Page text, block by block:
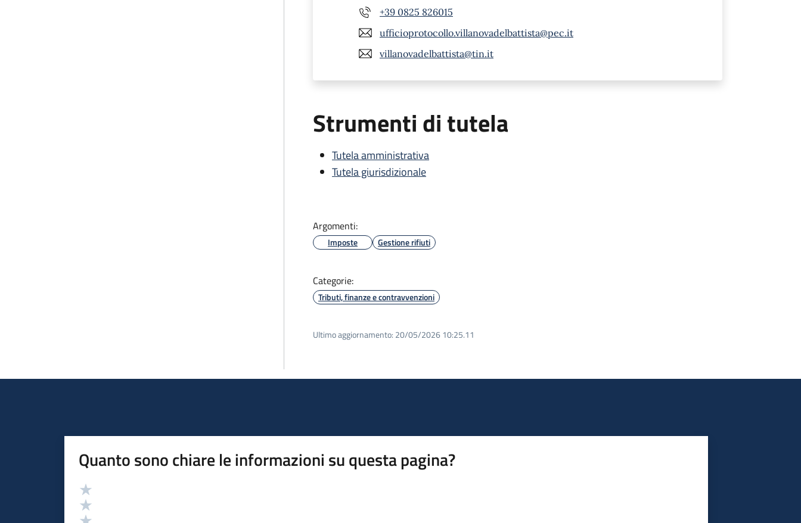
+39 0825 826015
ufficioprotocollo.villanovadelbattista@pec.it
villanovadelbattista@tin.it
Strumenti di tutela
Tutela amministrativa
Tutela giurisdizionale
Argomenti:
Imposte Gestione rifiuti
Categorie:
Tributi, finanze e contravvenzioni
Ultimo aggiornamento: 20/05/2026 10:25.11
Quanto sono chiare le informazioni su questa pagina?
Valutazione